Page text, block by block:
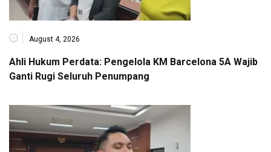
August 4, 2026
Ahli Hukum Perdata: Pengelola KM Barcelona 5A Wajib
Ganti Rugi Seluruh Penumpang